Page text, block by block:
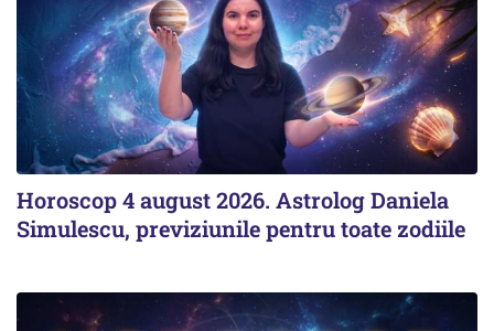
Horoscop 4 august 2026. Astrolog Daniela
Simulescu, previziunile pentru toate zodiile